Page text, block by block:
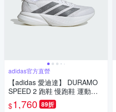
adidas官方直營
【adidas 愛迪達】 DURAMO
SPEED 2 跑鞋 慢跑鞋 運動鞋
女鞋 IH8210
$1,760 89折